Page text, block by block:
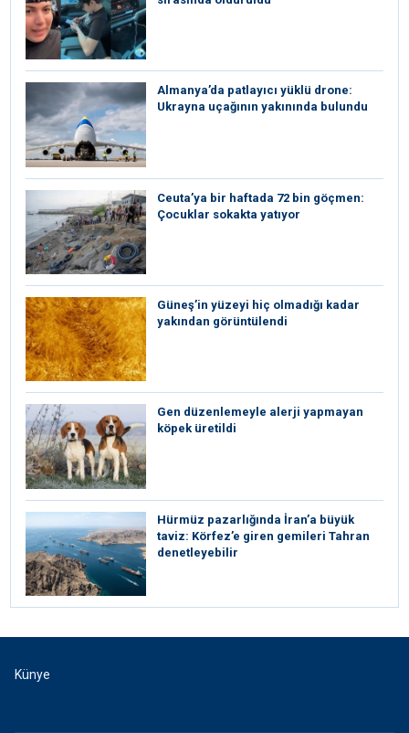
Almanya’da patlayıcı yüklü drone:
Ukrayna uçağının yakınında bulundu
Ceuta’ya bir haftada 72 bin göçmen:
Çocuklar sokakta yatıyor
Güneş’in yüzeyi hiç olmadığı kadar
yakından görüntülendi
Gen düzenlemeyle alerji yapmayan
köpek üretildi
Hürmüz pazarlığında İran’a büyük
taviz: Körfez’e giren gemileri Tahran
denetleyebilir
Künye